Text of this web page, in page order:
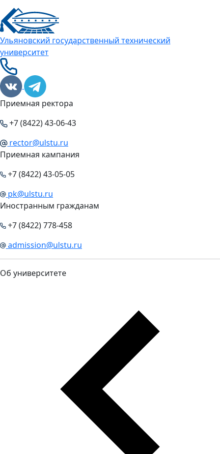
Ульяновский государственный технический
университет
Приемная ректора
+7 (8422) 43-06-43
rector@ulstu.ru
Приемная кампания
+7 (8422) 43-05-05
pk@ulstu.ru
Иностранным гражданам
+7 (8422) 778-458
admission@ulstu.ru
Об университете